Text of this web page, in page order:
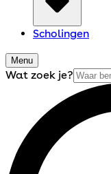
Scholingen
Menu
Wat zoek je?